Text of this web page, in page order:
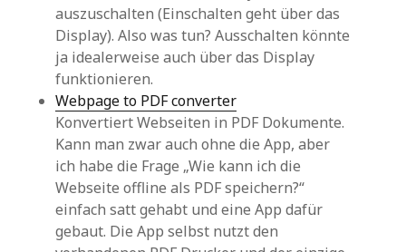
auszuschalten (Einschalten geht über das
Display). Also was tun? Ausschalten könnte
ja idealerweise auch über das Display
funktionieren.
Webpage to PDF converter
Konvertiert Webseiten in PDF Dokumente.
Kann man zwar auch ohne die App, aber
ich habe die Frage „Wie kann ich die
Webseite offline als PDF speichern?“
einfach satt gehabt und eine App dafür
gebaut. Die App selbst nutzt den